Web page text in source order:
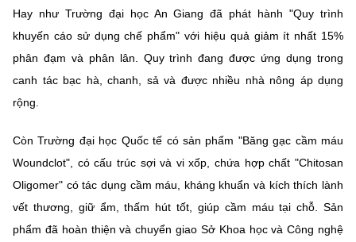
Điện thoại: 024 3936 9506
©2026 Bản quyền thuộc Bộ Khoa Học và Công Nghệ
(Ghi rõ nguồn "https://mst.gov.vn" khi phát hành lại thông tin từ
website này)
Hay như Trường đại học An Giang đã phát hành "Quy trình
khuyến cáo sử dụng chế phẩm" với hiệu quả giảm ít nhất 15%
phân đạm và phân lân. Quy trình đang được ứng dụng trong
canh tác bạc hà, chanh, sả và được nhiều nhà nông áp dụng
rộng.
Còn Trường đại học Quốc tế có sản phẩm "Băng gạc cầm máu
Woundclot", có cấu trúc sợi và vi xốp, chứa hợp chất "Chitosan
Oligomer" có tác dụng cầm máu, kháng khuẩn và kích thích lành
vết thương, giữ ẩm, thấm hút tốt, giúp cầm máu tại chỗ. Sản
phẩm đã hoàn thiện và chuyển giao Sở Khoa học và Công nghệ